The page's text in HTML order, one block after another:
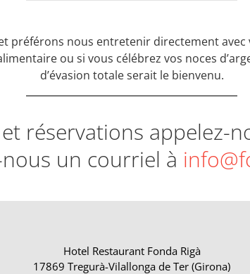
préférons nous entretenir directement
ou si vous célébrez vos noces
d’évasion totale serait le bienvenu.
réservations appelez-
un courriel à
Hotel Restaurant Fonda Rigà
17869 Tregurà-Vilallonga de Ter (Girona)